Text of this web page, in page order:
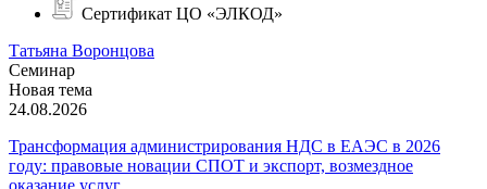
Сертификат ЦО «ЭЛКОД»
Татьяна Воронцова
Семинар
Новая тема
24.08.2026
Трансформация администрирования НДС в ЕАЭС в 2026
году: правовые новации СПОТ и экспорт, возмездное
оказание услуг